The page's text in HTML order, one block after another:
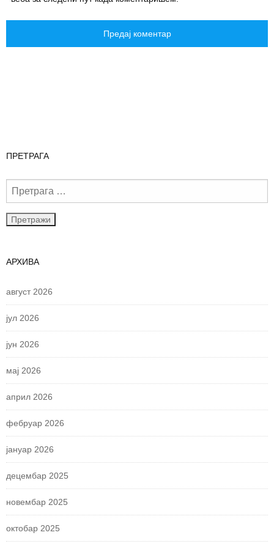
ПРЕТРАГА
АРХИВА
август 2026
јул 2026
јун 2026
мај 2026
април 2026
фебруар 2026
јануар 2026
децембар 2025
новембар 2025
октобар 2025